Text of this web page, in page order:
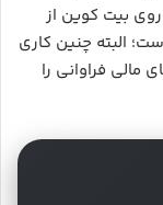
بیت کوین از
البته چنین کاری
فراوانی را